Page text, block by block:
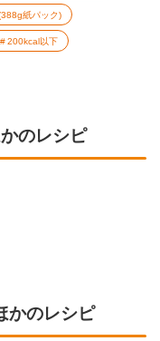
紙パック)
200kcal以下
のレシピ
かのレシピ